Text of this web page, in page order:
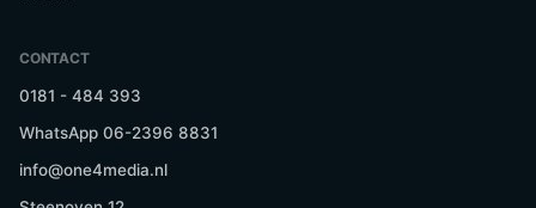
CONTACT
0181 - 484 393
WhatsApp 06-2396 8831
info@one4media.nl